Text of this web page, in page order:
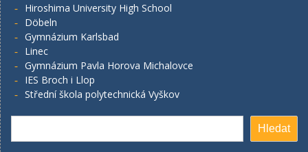
Hiroshima University High School
Döbeln
Gymnázium Karlsbad
Linec
Gymnázium Pavla Horova Michalovce
IES Broch i Llop
Střední škola polytechnická Vyškov
Hledat